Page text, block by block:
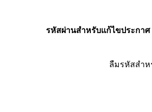
รหัสผ่านสำหรับแก้ไขประกาศ
ลืมรหัสสำ